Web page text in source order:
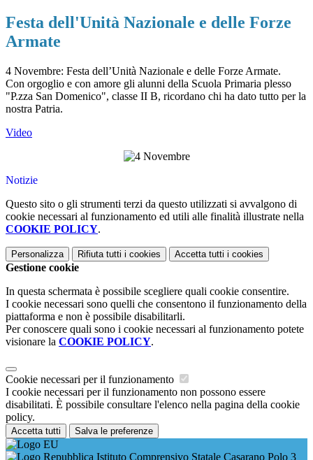
Festa dell'Unità Nazionale e delle Forze
Armate
4 Novembre: Festa dell’Unità Nazionale e delle Forze Armate.
Con orgoglio e con amore gli alunni della Scuola Primaria plesso
"P.zza San Domenico", classe II B, ricordano chi ha dato tutto per la
nostra Patria.
Video
Notizie
Questo sito o gli strumenti terzi da questo utilizzati si avvalgono di
cookie necessari al funzionamento ed utili alle finalità illustrate nella
COOKIE POLICY.
Personalizza Rifiuta tutti i cookies Accetta tutti i cookies
Gestione cookie
In questa schermata è possibile scegliere quali cookie consentire.
I cookie necessari sono quelli che consentono il funzionamento della
piattaforma e non è possibile disabilitarli.
Per conoscere quali sono i cookie necessari al funzionamento potete
visionare la COOKIE POLICY.
Cookie necessari per il funzionamento
I cookie necessari per il funzionamento non possono essere
disabilitati. È possibile consultare l'elenco nella pagina della cookie
policy.
Accetta tutti Salva le preferenze
Istituto Comprensivo Statale Casarano Polo 3